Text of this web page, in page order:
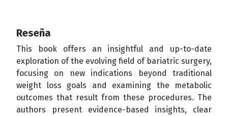
Reseña
This book offers an insightful and up-to-date
exploration of the evolving field of bariatric surgery,
focusing on new indications beyond traditional
weight loss goals and examining the metabolic
outcomes that result from these procedures. The
authors present evidence-based insights, clear